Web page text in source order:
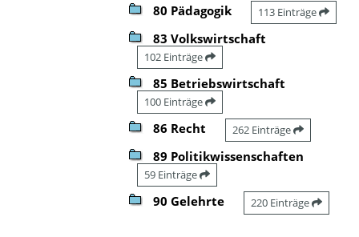
80 Pädagogik 113 Einträge
83 Volkswirtschaft
102 Einträge
85 Betriebswirtschaft
100 Einträge
86 Recht 262 Einträge
89 Politikwissenschaften
59 Einträge
90 Gelehrte 220 Einträge